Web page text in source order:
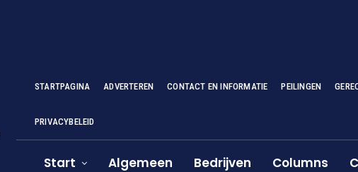
STARTPAGINA ADVERTEREN CONTACT EN INFORMATIE PEILINGEN
PRIVACYBELEID
Start Algemeen Bedrijven Columns